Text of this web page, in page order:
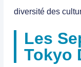
diversité des
Les
Tokyo